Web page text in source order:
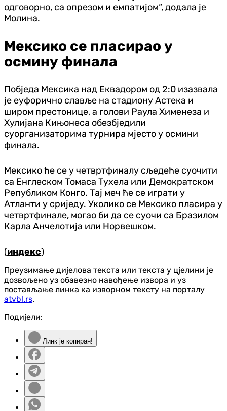
одговорно, са опрезом и емпатијом“, додала је
Молина.
Мексико се пласирао у
осмину финала
Побједа Мексика над Еквадором од 2:0 изазвала
је еуфорично славље на стадиону Астека и
широм престонице, а голови Раула Хименеза и
Хулијана Кињонесa обезбједили
суорганизаторима турнира мјесто у осмини
финала.
Мексико ће се у четвртфиналу сљедеће суочити
са Енглеском Томаса Тухела или Демократском
Републиком Конго. Тај меч ће се играти у
Атланти у сриједу. Уколико се Мексико пласира у
четвртфинале, могао би да се суочи са Бразилом
Карла Анчелотија или Норвешком.
(индекс)
Преузимање дијелова текста или текста у цјелини је
дозвољено уз обавезно навођење извора и уз
постављање линка ка изворном тексту на порталу
atvbl.rs.
Подијели:
Линк је копиран!